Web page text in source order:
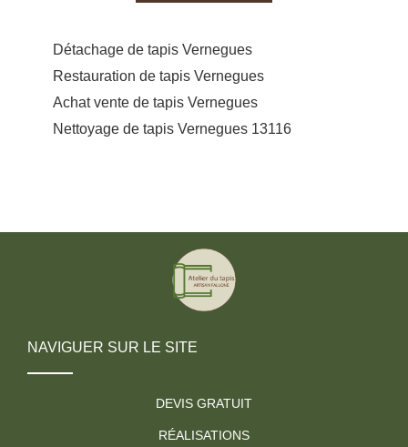
Détachage de tapis Vernegues
Restauration de tapis Vernegues
Achat vente de tapis Vernegues
Nettoyage de tapis Vernegues 13116
NAVIGUER SUR LE SITE
DEVIS GRATUIT
RÉALISATIONS